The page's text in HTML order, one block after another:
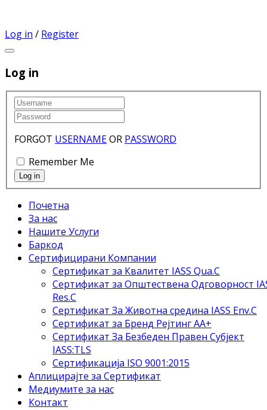
Log in / Register
Log in
FORGOT USERNAMEOR PASSWORD
Remember Me
Почетна
За нас
Нашите Услуги
Баркод
Сертифицирани Компании
Сертификат за Квалитет IASS Qua.C
Сертификат за Општествена Одговорност
Res.C
Сертификат За Животна средина IASS Env.C
Сертификат за Бренд Рејтинг АА+
Сертификат За Безбеден Правен Субјект
IASS:TLS
Сертификација ISO 9001:2015
Аплицирајте за Сертификат
Медиумите за нас
Контакт